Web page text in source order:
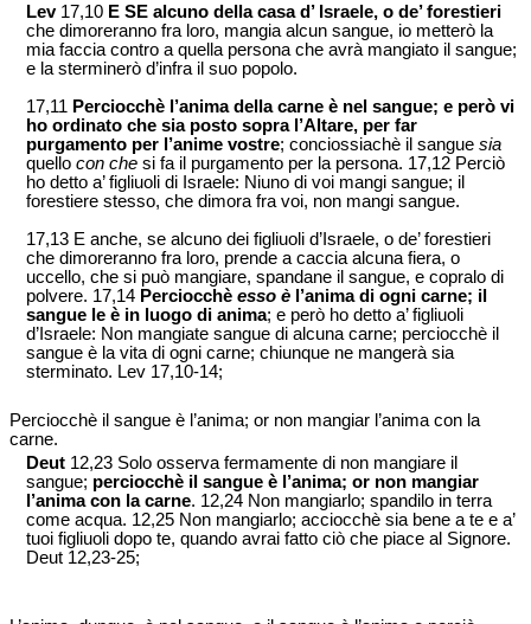
Lev17,10 E SE alcuno della casa d’ Israele, o de’ forestieri
che dimoreranno fra loro, mangia alcun sangue, io metterò la
mia faccia contro a quella persona che avrà mangiato il sangue;
e la sterminerò d’infra il suo popolo.
17,11 Perciocchè l’anima della carne è nel sangue; e però vi
ho ordinato che sia posto sopra l’Altare, per far
purgamento per l’anime vostre; conciossiachè il sangue sia
quello con che si fa il purgamento per la persona. 17,12 Perciò
ho detto a’ figliuoli di Israele: Niuno di voi mangi sangue; il
forestiere stesso, che dimora fra voi, non mangi sangue.
17,13 E anche, se alcuno dei figliuoli d’Israele, o de’ forestieri
che dimoreranno fra loro, prende a caccia alcuna fiera, o
uccello, che si può mangiare, spandane il sangue, e copralo di
polvere. 17,14 Perciocchè esso è l’anima di ogni carne; il
sangue le è in luogo di anima; e però ho detto a’ figliuoli
d’Israele: Non mangiate sangue di alcuna carne; perciocchè il
sangue è la vita di ogni carne; chiunque ne mangerà sia
sterminato. Lev 17,10-14;
Perciocchè il sangue è l’anima; or non mangiar l’anima con la
carne.
Deut 12,23 Solo osserva fermamente di non mangiare il
sangue; perciocchè il sangue è l’anima; or non mangiar
l’anima con la carne. 12,24 Non mangiarlo; spandilo in terra
come acqua. 12,25 Non mangiarlo; acciocchè sia bene a te e a’
tuoi figliuoli dopo te, quando avrai fatto ciò che piace al Signore.
Deut 12,23-25;